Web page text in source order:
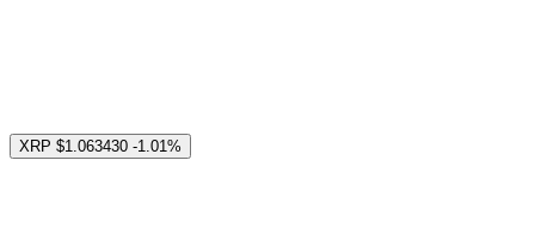
XRP $1.063430 -1.01%